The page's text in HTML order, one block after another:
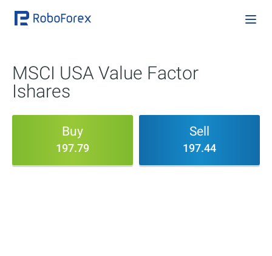
MSCI USA Value Factor
Ishares
Buy
197.79
Sell
197.44